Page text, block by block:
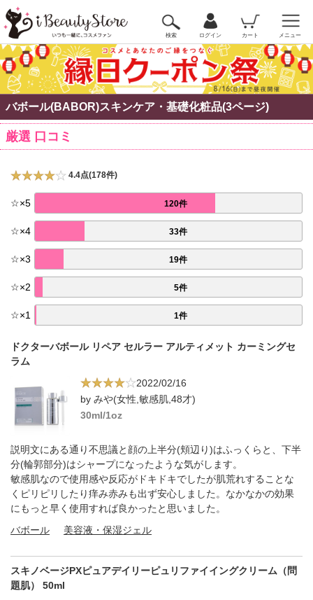
検索 ログイン カート メニュー
バボール(BABOR)スキンケア・基礎化粧品(3ページ)
厳選 口コミ
4.4点(178件)
☆×5 120件
☆×4 33件
☆×3 19件
☆×2 5件
☆×1 1件
ドクターバボール リペア セルラー アルティメット カーミングセ
ラム
2022/02/16
by みや(女性,敏感肌,48才)
30ml/1oz
説明文にある通り不思議と顔の上半分(頬辺り)はふっくらと、下半
分(輪郭部分)はシャープになったような気がします。
敏感肌なので使用感や反応がドキドキでしたが肌荒れすることな
くピリピリしたり痒み赤みも出ず安心しました。なかなかの効果
にもっと早く使用すれば良かったと思いました。
バボール
美容液・保湿ジェル
スキノベージPXピュアデイリーピュリファイイングクリーム（問
題肌） 50ml